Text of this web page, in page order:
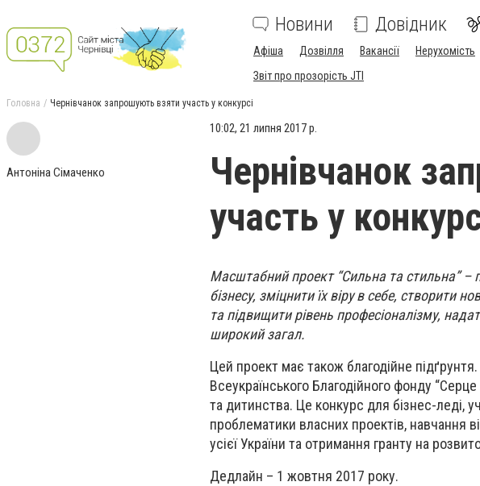
Новини Довідник
Афіша Дозвілля Вакансії Нерухомість
Звіт про прозорість JTI
Головна Чернівчанок запрошують взяти участь у конкурсі
Антоніна Сімаченко
10:02, 21 липня 2017 р.
Чернівчанок
участь у
Масштабний проект “Сильна та стильна” –
бізнесу, зміцнити їх віру в себе, створити
та підвищити рівень професіоналізму,
широкий загал.
Цей проект має також благодійне
Всеукраїнського Благодійного фонду
та дитинства. Це конкурс для бізнес-леді,
проблематики власних проектів, навчання
усієї України та отримання гранту на
Дедлайн – 1 жовтня 2017 року.